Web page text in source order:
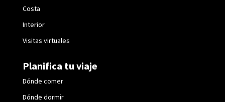
Costa
Interior
Visitas virtuales
Planifica tu viaje
Dónde comer
Dónde dormir